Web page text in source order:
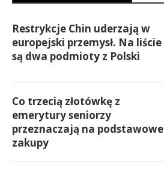
Restrykcje Chin uderzają w
europejski przemysł. Na liście
są dwa podmioty z Polski
Co trzecią złotówkę z
emerytury seniorzy
przeznaczają na podstawowe
zakupy